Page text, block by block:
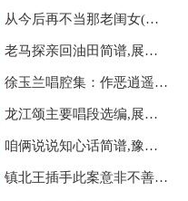
从今后再不当那老闺女(抬花轿选段)简谱京剧,展现豫剧欢快韵味
老马探亲回油田简谱,展现别样豫剧情
徐玉兰唱腔集：作恶逍遥简谱,展现别样戏曲意境
龙江颂主要唱段选编,展现豫剧独特魅力
咱俩说说知心话简谱,豫剧经典对白
镇北王插手此案意非不善(三更生死缘选段)简谱京剧,展现别样戏曲魅力